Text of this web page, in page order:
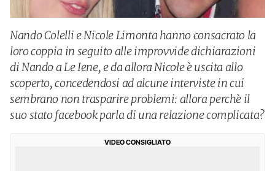
Nando Colelli e Nicole Limonta hanno consacrato la
loro coppia in seguito alle improvvide dichiarazioni
di Nando a Le Iene, e da allora Nicole è uscita allo
scoperto, concedendosi ad alcune interviste in cui
sembrano non trasparire problemi: allora perchè il
suo stato facebook parla di una relazione complicata?
VIDEO CONSIGLIATO